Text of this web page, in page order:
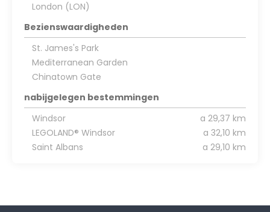
London (LON)
Bezienswaardigheden
St. James's Park
Mediterranean Garden
Chinatown Gate
nabijgelegen bestemmingen
Windsor
a 29,37 km
LEGOLAND® Windsor
a 32,10 km
Saint Albans
a 29,10 km